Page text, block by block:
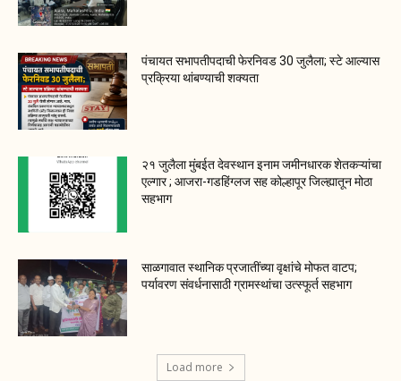
पंचायत सभापतीपदाची फेरनिवड 30 जुलैला; स्टे आल्यास
प्रक्रिया थांबण्याची शक्यता
२१ जुलैला मुंबईत देवस्थान इनाम जमीनधारक शेतकऱ्यांचा
एल्गार ; आजरा-गडहिंग्लज सह कोल्हापूर जिल्ह्यातून मोठा
सहभाग
साळगावात स्थानिक प्रजातींच्या वृक्षांचे मोफत वाटप;
पर्यावरण संवर्धनासाठी ग्रामस्थांचा उत्स्फूर्त सहभाग
Load more